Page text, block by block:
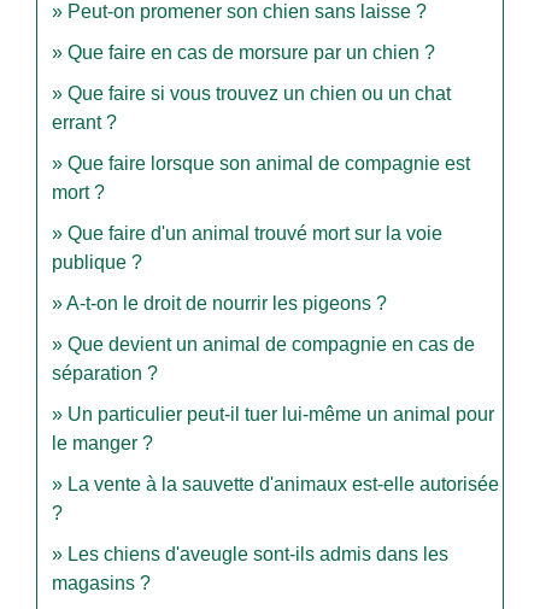
Peut-on promener son chien sans laisse ?
Que faire en cas de morsure par un chien ?
Que faire si vous trouvez un chien ou un chat
errant ?
Que faire lorsque son animal de compagnie est
mort ?
Que faire d'un animal trouvé mort sur la voie
publique ?
A-t-on le droit de nourrir les pigeons ?
Que devient un animal de compagnie en cas de
séparation ?
Un particulier peut-il tuer lui-même un animal pour
le manger ?
La vente à la sauvette d'animaux est-elle autorisée
?
Les chiens d'aveugle sont-ils admis dans les
magasins ?